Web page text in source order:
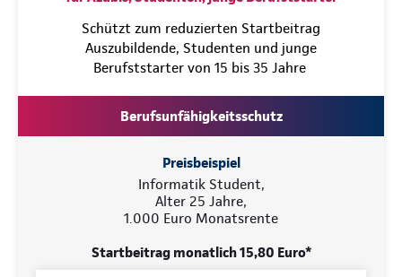
Schützt zum reduzierten Startbeitrag
Auszubildende, Studenten und junge
Berufststarter von 15 bis 35 Jahre
Berufsunfähigkeitsschutz
Preisbeispiel
Informatik Student,
Alter 25 Jahre,
1.000 Euro Monatsrente
Startbeitrag monatlich 15,80 Euro*